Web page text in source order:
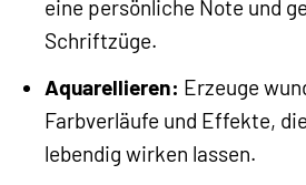
eine persönliche Note und
Schriftzüge.
Aquarellieren: Erzeuge
Farbverläufe und Effekte,
lebendig wirken lassen.